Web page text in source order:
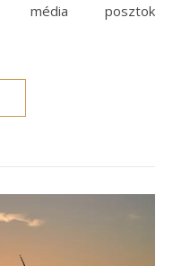
média posztok